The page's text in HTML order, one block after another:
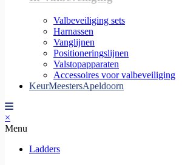
Valbeveiliging sets
Harnassen
Vanglijnen
Positioneringslijnen
Valstopapparaten
Accessoires voor valbeveiliging
KeurMeestersApeldoorn
×
Menu
Ladders